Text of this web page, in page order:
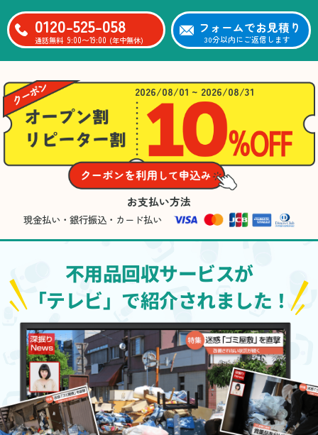
0120-525-058
通話無料 9:00〜19:00 (年中無休)
フォームでお見積り
30分以内にご返信します
2026/08/01 ~ 2026/08/31
お支払い方法
現金払い・銀行振込・カード払い
不用品回収サービスが
「テレビ」で紹介されました！